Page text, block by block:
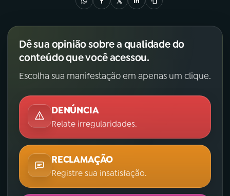
Dê sua opinião sobre a qualidade do
conteúdo que você acessou.
Escolha sua manifestação em apenas um clique.
DENÚNCIA
Relate irregularidades.
RECLAMAÇÃO
Registre sua insatisfação.